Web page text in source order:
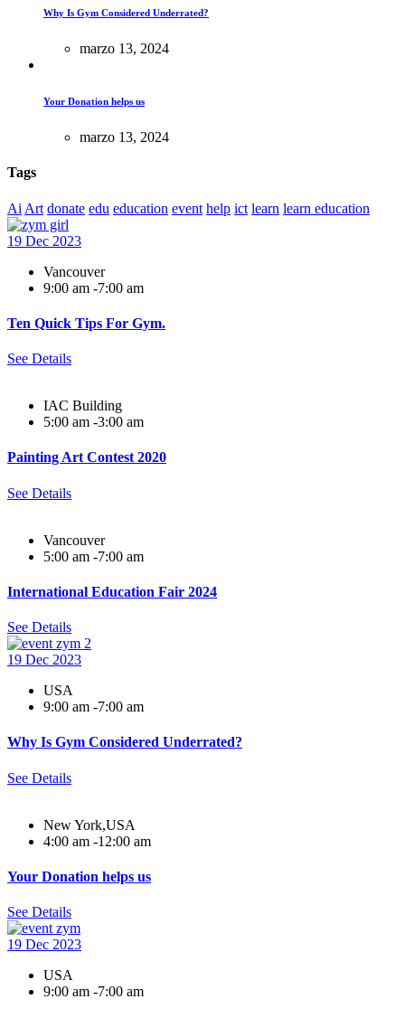
Why Is Gym Considered Underrated?
marzo 13, 2024
Your Donation helps us
marzo 13, 2024
Tags
Ai Art donate edu education event help ict learn learn education
19 Dec 2023
Vancouver
9:00 am -7:00 am
Ten Quick Tips For Gym.
See Details
IAC Building
5:00 am -3:00 am
Painting Art Contest 2020
See Details
Vancouver
5:00 am -7:00 am
International Education Fair 2024
See Details
19 Dec 2023
USA
9:00 am -7:00 am
Why Is Gym Considered Underrated?
See Details
New York,USA
4:00 am -12:00 am
Your Donation helps us
See Details
19 Dec 2023
USA
9:00 am -7:00 am